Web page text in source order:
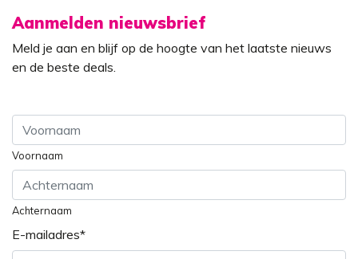
Aanmelden nieuwsbrief
Meld je aan en blijf op de hoogte van het laatste nieuws
en de beste deals.
Voornaam
Achternaam
E-mailadres*